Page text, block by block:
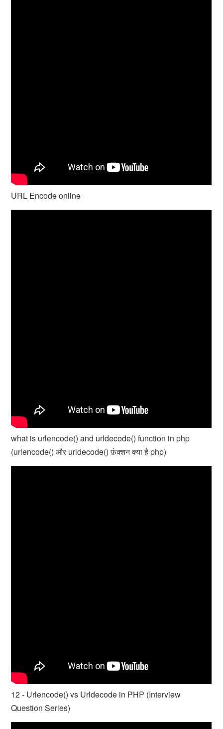
URL Encode online
what is urlencode() and urldecode() function in php
(urlencode() और urldecode() फ़ंक्शन क्या है php)
12 - Urlencode() vs Urldecode in PHP (Interview
Question Series)